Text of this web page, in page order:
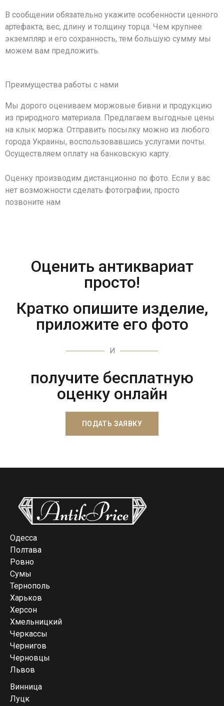
В сообщении обязательно укажите особенности ценного
артефакта, вес, длину и толщину торца. Чем крупнее
экземпляр и его сохранность, тем большую сумму мы
можем вам предложить.
Преимущества работы с нами
Мы дорого оцениваем моржовые бивни и продукцию
из природного материала. Предлагаем выгодные цены
на клык моржа. Отправить посылку можно из любого
города Украины, воспользовавшись услугами почты.
Осуществляем оплату на банковскую карту.
Оценку производим дистанционно по фото. Если у вас
нет возможности сделать фотографии, просто
позвоните нам
Оценить антиквариат
просто!
Кратко опишите изделие,
приложите его фото
И
получите бесплатную
оценку онлайн
ПОДАТЬ ЗАЯВКУ
Одесса
Полтава
Ровно
Сумы
Тернополь
Харьков
Херсон
Хмельницкий
Черкассы
Чернигов
Черновцы
Львов
Винница
Луцк